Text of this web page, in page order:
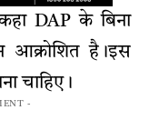
DAP के बिना
आक्रोशित है।इस
चाहिए।
-